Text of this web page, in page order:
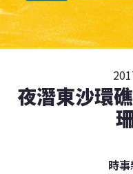
夜潛東沙環
時